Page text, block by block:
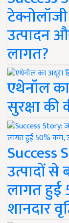
उत्पादन
लागत?
एथेनॉल
सुरक्षा
उत्पादों
लागत हुई
शानदार